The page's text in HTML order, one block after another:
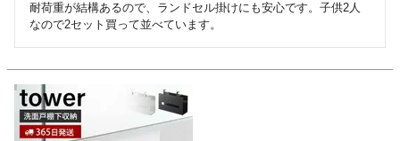
耐荷重が結構あるので、ランドセル掛けにも安心です。子供2人
なので2セット買って並べています。